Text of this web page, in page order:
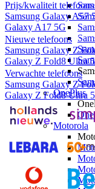
OnePlus
Motorola
Prijs/kwaliteit telefoons
Samsung Galaxy A57
Galaxy A17 5G
Nieuwe telefoons
Samsung Galaxy Z
Galaxy Z Fold8 Ultra
Verwachte telefoons
Samsung Galaxy Z
Galaxy Z Fold8 Ultra